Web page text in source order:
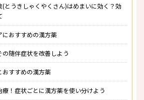
(とうきしゃくやくさん)はめまいに効く？効
おすすめの漢方薬
随伴症状を改善しよう
おすすめの漢方薬
！症状ごとに漢方薬を使い分けよう